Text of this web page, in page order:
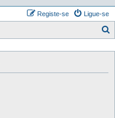
Ligue-se
Registe-se